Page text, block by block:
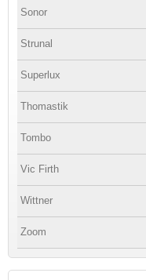
Sonor
Strunal
Superlux
Thomastik
Tombo
Vic Firth
Wittner
Zoom